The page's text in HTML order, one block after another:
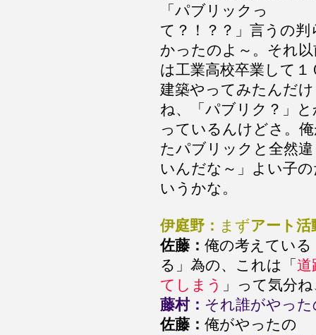
「パブリックっ
て？！？？」言うの判
かったのよ～。それ
は工業高校卒業して１
建築やってみたんだ
ね、「パブリク？」と
っているんけどさ。
たパブリックと全然
いんだな～」よい子
いうかな。
伊庭野： まずアート活
佐藤： 俺の考えてい
る」為の、これは「 道
てしまう 」って気分
藤村： それ誰がやった
佐藤： 俺がやったの